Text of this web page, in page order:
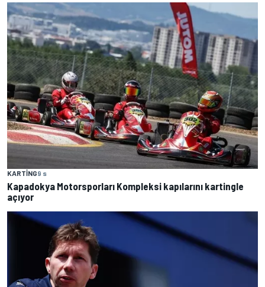
KARTING9 s
Kapadokya Motorsporları Kompleksi kapılarını kartingle
açıyor